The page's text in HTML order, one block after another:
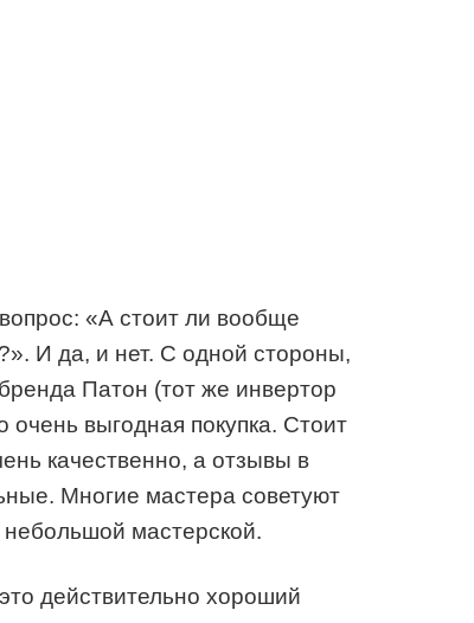
«А стоит ли вообще
И да, и нет. С одной стороны,
Патон (тот же инвертор
выгодная покупка. Стоит
качественно, а отзывы в
Многие мастера советуют
мастерской.
действительно хороший